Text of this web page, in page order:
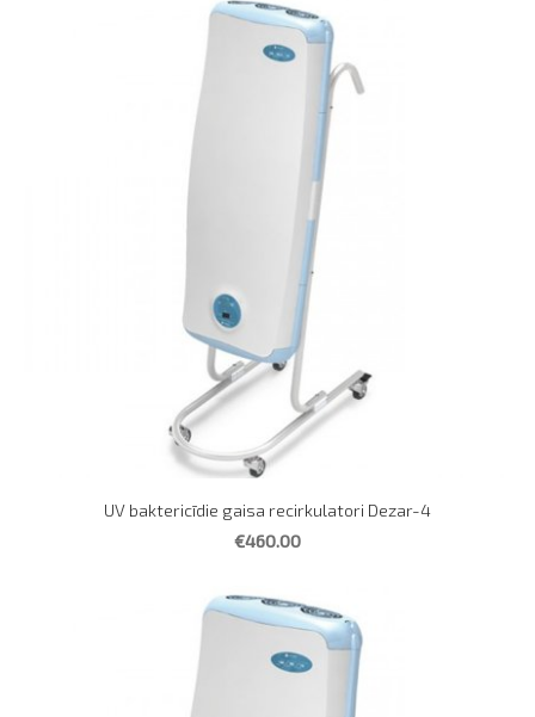
UV baktericīdie gaisa recirkulatori Dezar-4
€460.00